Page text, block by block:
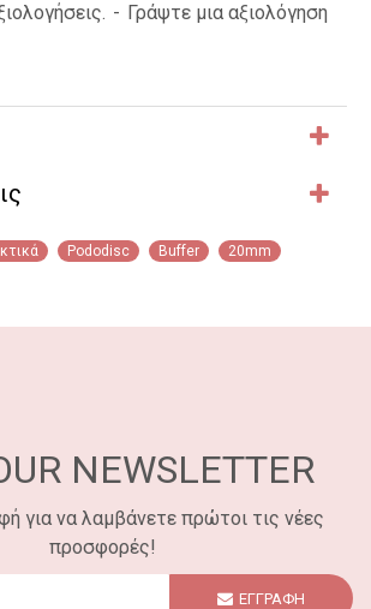
- Γράψτε μια αξιολόγηση
Pododisc Buffer
20mm
NEWSLETTER
για να λαμβάνετε πρώτοι τις νέες
προσφορές!
ΕΓΓΡΑΦΗ